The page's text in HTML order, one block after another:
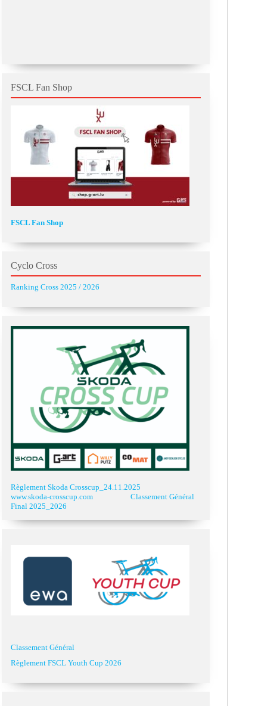
FSCL Fan Shop
FSCL Fan Shop
Cyclo Cross
Ranking Cross 2025 / 2026
Règlement Skoda Crosscup_24.11.2025
www.skoda-crosscup.com
Classement Général
Final 2025_2026
Classement Général
Règlement FSCL Youth Cup 2026